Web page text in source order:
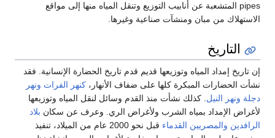
pipes المتشعبة عن أنابيب التوزيع وتنقل المياه منها إلى مواقع
الاستهلاك من مبان ومنشآت صناعية وغيرها.
التاريخ
إن تاريخ إمداد المياه وتوزيعها قديم قدم تاريخ الحضارة الإنسانية. فقد
نشأت الحضارات المبكرة كلها على ضفاف الأنهار، كنهر الفرات ونهر
دجلة ونهر النيل . كذلك نشأت منذ القدم وسائل لنقل المياه وتوزيعها
لأغراض الإمداد بمياه الشرب ولأغراض الري. وعرف عن سكان بلاد
الرافدين والمصريين القدماء
قبل نحو 2000 عام من الميلاد، تنفيذ